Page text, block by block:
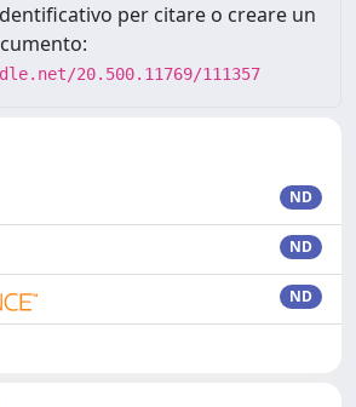
per citare o creare un
20.500.11769/111357
ND
ND
ND